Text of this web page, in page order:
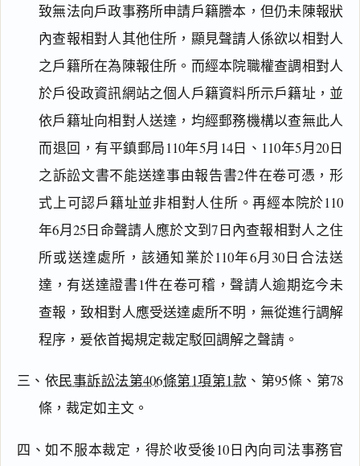
致無法向戶政事務所申請戶籍謄本，但仍未陳報狀
內查報相對人其他住所，顯見聲請人係欲以相對人
之戶籍所在為陳報住所。而經本院職權查調相對人
於戶役政資訊網站之個人戶籍資料所示戶籍址，並
依戶籍址向相對人送達，均經郵務機構以查無此人
而退回，有平鎮郵局110年5月14日、110年5月20日
之訴訟文書不能送達事由報告書2件在卷可憑，形
式上可認戶籍址並非相對人住所。再經本院於110
年6月25日命聲請人應於文到7日內查報相對人之住
所或送達處所，該通知業於110年6月30日合法送
達，有送達證書1件在卷可稽，聲請人逾期迄今未
查報，致相對人應受送達處所不明，無從進行調解
程序，爰依首揭規定裁定駁回調解之聲請。
三、依民事訴訟法第406條第1項第1款 、第95條、第78
條，裁定如主文。
四、如不服本裁定，得於收受後10日內向司法事務官
閱讀 研究
搜尋本
理